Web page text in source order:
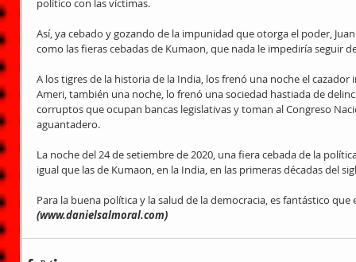
Así, ya cebado y gozando de la impunidad que otorga el poder,
como las fieras cebadas de Kumaon, que nada le impediría seguir
A los tigres de la historia de la India, los frenó una noche el cazador
Ameri, también una noche, lo frenó una sociedad hastiada de
corruptos que ocupan bancas legislativas y toman al Congreso
aguantadero.
La noche del 24 de setiembre de 2020, una fiera cebada de la
igual que las de Kumaon, en la India, en las primeras décadas del
Para la buena política y la salud de la democracia, es fantástico
(www.danielsalmoral.com)